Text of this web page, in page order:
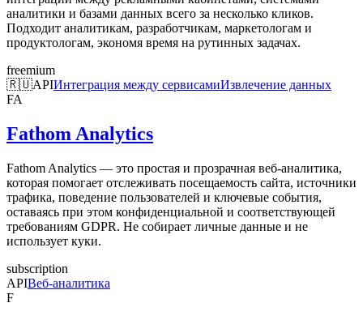
аналитики и базами данных всего за несколько кликов.
Подходит аналитикам, разработчикам, маркетологам и
продуктологам, экономя время на рутинных задачах.
freemium
🇷🇺APIИнтеграция между сервисамиИзвлечение данных
FA
Fathom Analytics
Fathom Analytics — это простая и прозрачная веб-аналитика,
которая помогает отслеживать посещаемость сайта, источники
трафика, поведение пользователей и ключевые события,
оставаясь при этом конфиденциальной и соответствующей
требованиям GDPR. Не собирает личные данные и не
использует куки.
subscription
APIВеб-аналитика
F